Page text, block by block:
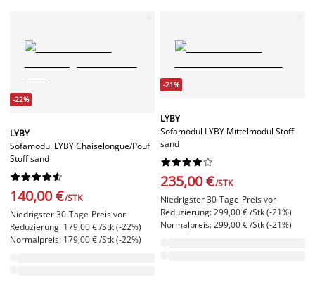
-22%
LYBY
Sofamodul LYBY Chaiselongue/Pouf
Stoff sand






140,00 €/STK
Niedrigster 30-Tage-Preis vor
Reduzierung: 179,00 € /Stk (-22%)
Normalpreis: 179,00 € /Stk (-22%)
-21%
LYBY
Sofamodul LYBY Mittelmodul Stoff
sand






235,00 €/STK
Niedrigster 30-Tage-Preis vor
Reduzierung: 299,00 € /Stk (-21%)
Normalpreis: 299,00 € /Stk (-21%)